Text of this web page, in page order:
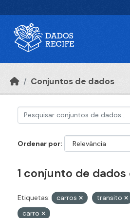
Conjuntos de dados
Ordenar por
1 conjunto de
Etiquetas: carros transito
carro